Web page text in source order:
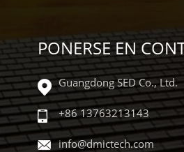
PONERSE EN
Guangdong SED Co., Ltd.
+86 13763213143
info@dmictech.com